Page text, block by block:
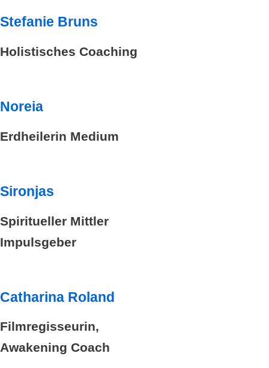
Stefanie Bruns
Holistisches Coaching
Noreia
Erdheilerin Medium
Sironjas
Spiritueller Mittler
Impulsgeber
Catharina Roland
Filmregisseurin,
Awakening Coach